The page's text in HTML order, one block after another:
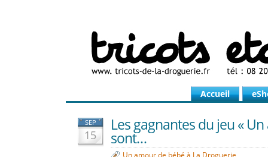
Accueil
SEP
15
Les gagnantes du jeu «
sont…
Un amour de bébé à La Droguerie